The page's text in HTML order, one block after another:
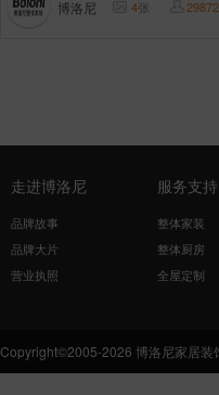
博洛尼 4张
走进博洛尼
品牌故事
品牌大片
营业执照
服务支持
整体家装
整体厨房
全屋定制
Copyright©2005-2026 博洛尼家居装